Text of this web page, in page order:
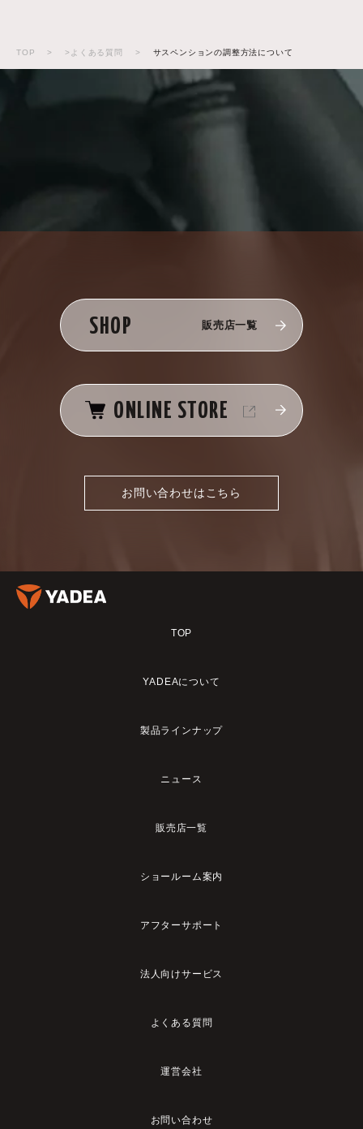
TOP > >よくある質問 > サスペンションの調整方法について
SHOP 販売店一覧
ONLINE STORE
お問い合わせはこちら
TOP
YADEAについて
製品ラインナップ
ニュース
販売店一覧
ショールーム案内
アフターサポート
法人向けサービス
よくある質問
運営会社
お問い合わせ